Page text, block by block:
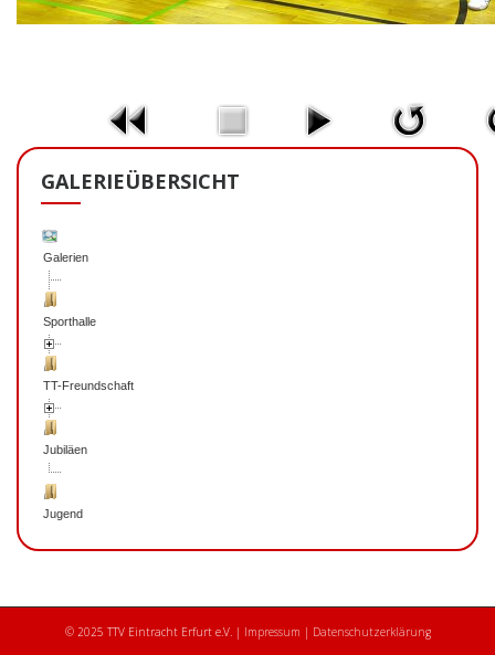
GALERIEÜBERSICHT
Galerien
Sporthalle
TT-Freundschaft
Jubiläen
Jugend
© 2025 TTV Eintracht Erfurt e.V. | Impressum | Datenschutzerklärung